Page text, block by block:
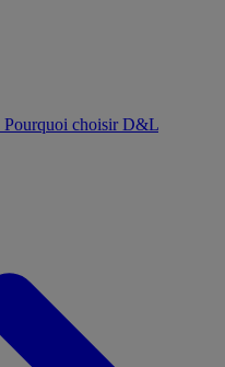
Pourquoi choisir D&L